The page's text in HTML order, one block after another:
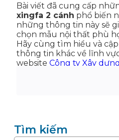
Bài viết đã cung cấp
xingfa 2 cánh phổ biến
những thông tin này sẽ
chọn mẫu nội thất phù
Hãy cùng tìm hiểu và
thông tin khác về lĩnh
website Công ty Xây
Tìm kiếm